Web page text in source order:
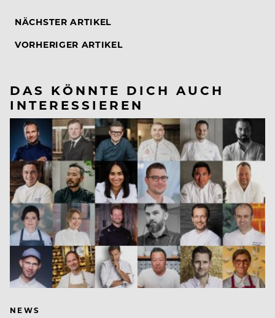
NÄCHSTER ARTIKEL
VORHERIGER ARTIKEL
DAS KÖNNTE DICH AUCH
INTERESSIEREN
NEWS